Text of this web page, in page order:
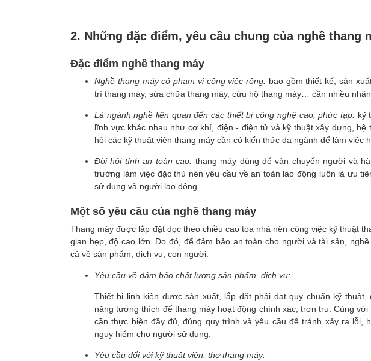
2. Những đặc điểm, yêu cầu chung của nghề thang
Đặc điểm nghề thang máy
Nghề thang máy có phạm vi công việc rộng: bao gồm thiết kế, sản
trì thang máy, sửa chữa thang máy, cứu hộ thang máy… cần nhiều
Là ngành nghề liên quan đến các thiết bị công nghệ cao, phức tạp:kỹ
lĩnh vực khác nhau như cơ khí, điện - điện tử và kỹ thuật xây dựng, hệ
hỏi các kỹ thuật viên thang máy cần có kiến thức đa ngành để làm việc
Đòi hỏi tính an toàn cao: thang máy dùng để vận chuyển người và
trường làm việc đặc thù nên yêu cầu về an toàn lao động luôn là ưu
sử dụng và người lao động.
Một số yêu cầu của nghề thang máy
Thang máy được lắp đặt dọc theo chiều cao tòa nhà nên công việc kỹ thuật
gian hẹp, độ cao lớn. Do đó, để đảm bảo an toàn cho người và tài sản,
cả về sản phẩm, dịch vụ, con người.
Yêu cầu về đảm bảo chất lượng sản phẩm, dịch vụ:
Thiết bị linh kiện được sản xuất, lắp đặt phải đạt quy chuẩn kỹ
năng tương thích để thang máy hoạt động chính xác, trơn tru. Cùng
cần thực hiện đầy đủ, đúng quy trình và yêu cầu để tránh xảy ra lỗi,
nguy hiểm cho người sử dụng.
Yêu cầu đối với kỹ thuật viên, thợ thang máy: